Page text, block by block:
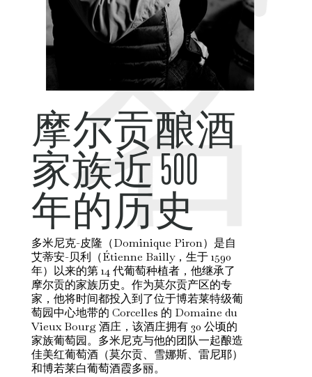
名
摩尔贡酿酒
家族近 500
年的历史
多米尼克-皮隆（Dominique Piron）是自
艾蒂安-贝利（Étienne Bailly，生于 1590
年）以来的第 14 代葡萄种植者，他继承了
摩尔贡的家族历史。作为莫尔贡产区的专
家，他将时间都投入到了位于博若莱特级葡
萄园中心地带的 Corcelles 的 Domaine du
Vieux Bourg 酒庄，该酒庄拥有 30 公顷的
家族葡萄园。多米尼克与他的团队一起酿造
佳美红葡萄酒（莫尔贡、雪娜斯、雷尼耶）
和博若莱白葡萄酒霞多丽。